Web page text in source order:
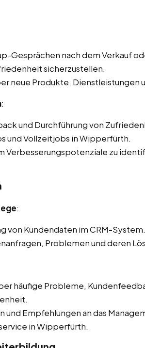
Gesprächen nach dem Verkauf
sicherzustellen.
neue Produkte, Dienstleistungen
:
und Durchführung von
und Vollzeitjobs in Wipperfürth.
Verbesserungspotenziale zu
:
von Kundendaten im CRM-System.
Problemen und deren
häufige Probleme,
und Empfehlungen an das
in Wipperfürth.